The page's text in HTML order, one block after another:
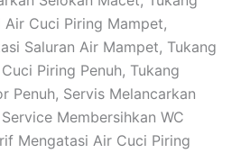
Air Cuci Piring Mampet,
Saluran Air Mampet, Tukang
Piring Penuh, Tukang
Penuh, Servis Melancarkan
Membersihkan WC
Mengatasi Air Cuci Piring